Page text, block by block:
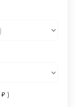
₽ )